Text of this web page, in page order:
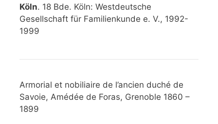
Köln. 18 Bde. Köln: Westdeutsche
Gesellschaft für Familienkunde e. V., 1992-
1999
Armorial et nobiliaire de l’ancien duché de
Savoie, Amédée de Foras, Grenoble 1860 –
1899